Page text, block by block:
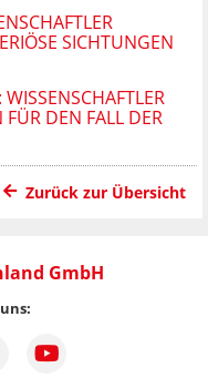
SICHTUNGEN
DEN FALL DER
Zurück zur Übersicht
GmbH